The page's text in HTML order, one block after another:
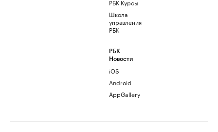
РБК Курсы
Школа
управления
РБК
РБК
Новости
iOS
Android
AppGallery